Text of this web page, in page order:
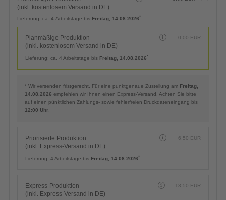
(inkl. kostenlosem Versand in DE)
Lieferung: ca. 4 Arbeitstage bis Freitag, 14.08.2026*
Planmäßige Produktion
(inkl. kostenlosem Versand in DE)
0,00 EUR
Lieferung: ca. 4 Arbeitstage bis Freitag, 14.08.2026*
* Wir versenden fristgerecht. Für eine punktgenaue Zustellung am Freitag,
14.08.2026 empfehlen wir Ihnen einen Express-Versand. Achten Sie bitte
auf einen pünktlichen Zahlungs- sowie fehlerfreien Druckdateneingang bis
12:00 Uhr
Priorisierte Produktion
(inkl. Express-Versand in DE)
6,50 EUR
Lieferung: 4 Arbeitstage bis Freitag, 14.08.2026*
Express-Produktion
(inkl. Express-Versand in DE)
13,50 EUR